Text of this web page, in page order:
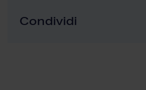
Condividi